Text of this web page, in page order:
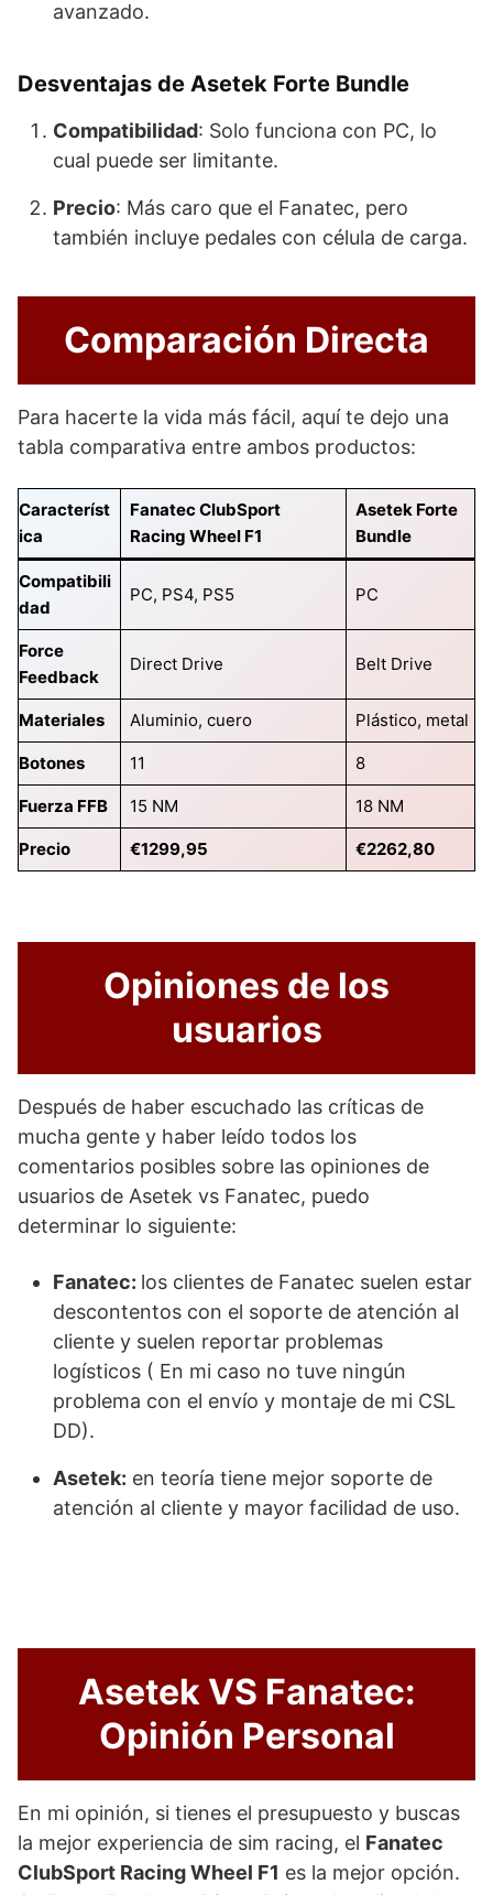
avanzado.
Desventajas de Asetek Forte Bundle
Compatibilidad: Solo funciona con PC, lo
cual puede ser limitante.
Precio: Más caro que el Fanatec, pero
también incluye pedales con célula de carga.
Comparación Directa
Para hacerte la vida más fácil, aquí te dejo una
tabla comparativa entre ambos productos:
Característ
ica
Fanatec ClubSport
Racing Wheel F1
Asetek Forte
Bundle
Compatibili
dad
PC, PS4, PS5 PC
Force
Feedback
Direct Drive Belt Drive
Materiales Aluminio, cuero Plástico, metal
Botones 11 8
Fuerza FFB 15 NM 18 NM
Precio €1299,95 €2262,80
Opiniones de los
usuarios
Después de haber escuchado las críticas de
mucha gente y haber leído todos los
comentarios posibles sobre las opiniones de
usuarios de Asetek vs Fanatec, puedo
determinar lo siguiente:
Fanatec: los clientes de Fanatec suelen estar
descontentos con el soporte de atención al
cliente y suelen reportar problemas
logísticos ( En mi caso no tuve ningún
problema con el envío y montaje de mi CSL
DD).
Asetek: en teoría tiene mejor soporte de
atención al cliente y mayor facilidad de uso.
Asetek VS Fanatec:
Opinión Personal
En mi opinión, si tienes el presupuesto y buscas
la mejor experiencia de sim racing, el Fanatec
ClubSport Racing Wheel F1 es la mejor opción.